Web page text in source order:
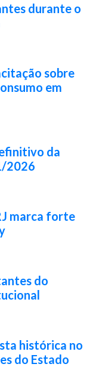
durante o
sobre
em
da
2026
marca forte
do
histórica no
do Estado